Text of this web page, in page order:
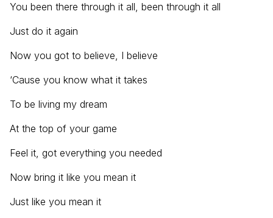
You been there through it all, been through it all
Just do it again
Now you got to believe, I believe
‘Cause you know what it takes
To be living my dream
At the top of your game
Feel it, got everything you needed
Now bring it like you mean it
Just like you mean it